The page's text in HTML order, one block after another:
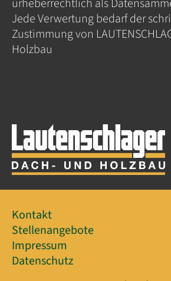
Jede Verwertung bedarf der
Zustimmung von
Holzbau
Kontakt
Stellenangebote
Impressum
Datenschutz